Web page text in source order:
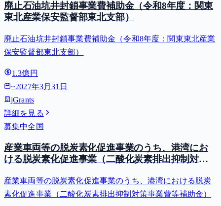
廃止石油坑井封鎖事業費補助金（令和8年度：関東
東北産業保安監督部東北支部）
廃止石油坑井封鎖事業費補助金（令和8年度：関東東北産業
保安監督部東北支部）
1.3億円
~2027年3月31日
jGrants
詳細を見る
募集中全国
産業車両等の脱炭素化促進事業のうち、港湾にお
ける脱炭素化促進事業（二酸化炭素排出抑制対策
産業車両等の脱炭素化促進事業のうち、港湾における脱炭
素化促進事業（二酸化炭素排出抑制対策事業費等補助金）